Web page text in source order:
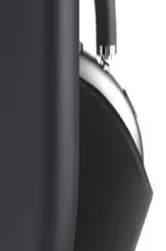
Teknoloji Gelsin
detaylı
Ses Deneyimi İçin
gürültü engelleme ve
için ideal
ve Xiaomi